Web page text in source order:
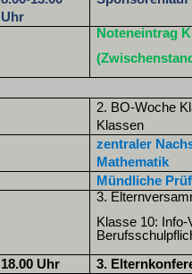
Uhr
Noteneintrag
2. BO-Woche
Klassen
zentraler
Mathematik
Mündliche
3.
Klasse 10:
18.00 Uhr 3.